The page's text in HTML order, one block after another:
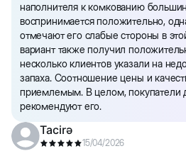
наполнителя к комкованию
воспринимается положительно,
отмечают его слабые стороны в
вариант также получил
несколько клиентов указали на
запаха. Соотношение цены и
приемлемым. В целом, покупатели
рекомендуют его.
Tacirə
15/04/2026